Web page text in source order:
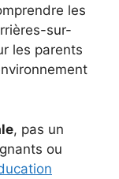
les
sur-
les parents
, pas un
ou